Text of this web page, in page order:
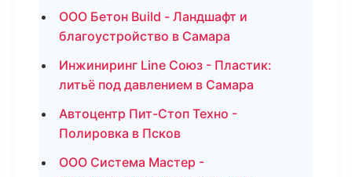
ООО Бетон Build - Ландшафт и
благоустройство в Самара
Инжиниринг Line Союз - Пластик:
литьё под давлением в Самара
Автоцентр Пит-Стоп Техно -
Полировка в Псков
ООО Система Мастер -